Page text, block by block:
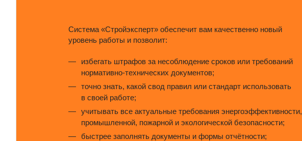
Система «Стройэксперт» обеспечит вам качественно новый
уровень работы и позволит:
избегать штрафов за несоблюдение сроков или требований
нормативно-технических документов;
точно знать, какой свод правил или стандарт использовать
в своей работе;
учитывать все актуальные требования энергоэффективности,
промышленной, пожарной и экологической безопасности;
быстрее заполнять документы и формы отчётности;